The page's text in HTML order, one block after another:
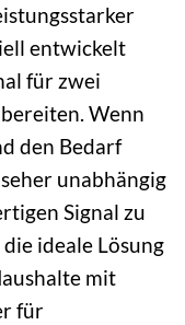
entwickelt
für zwei
Wenn
den Bedarf
unabhängig
Signal zu
ideale Lösung
mit
für